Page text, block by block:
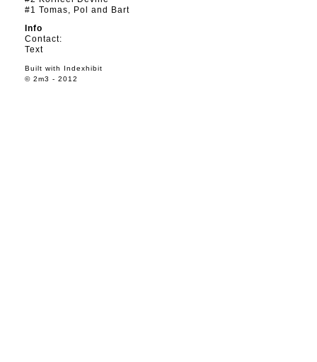
#1 Tomas, Pol and Bart
Info
Contact:
Text
Built with Indexhibit
© 2m3 - 2012